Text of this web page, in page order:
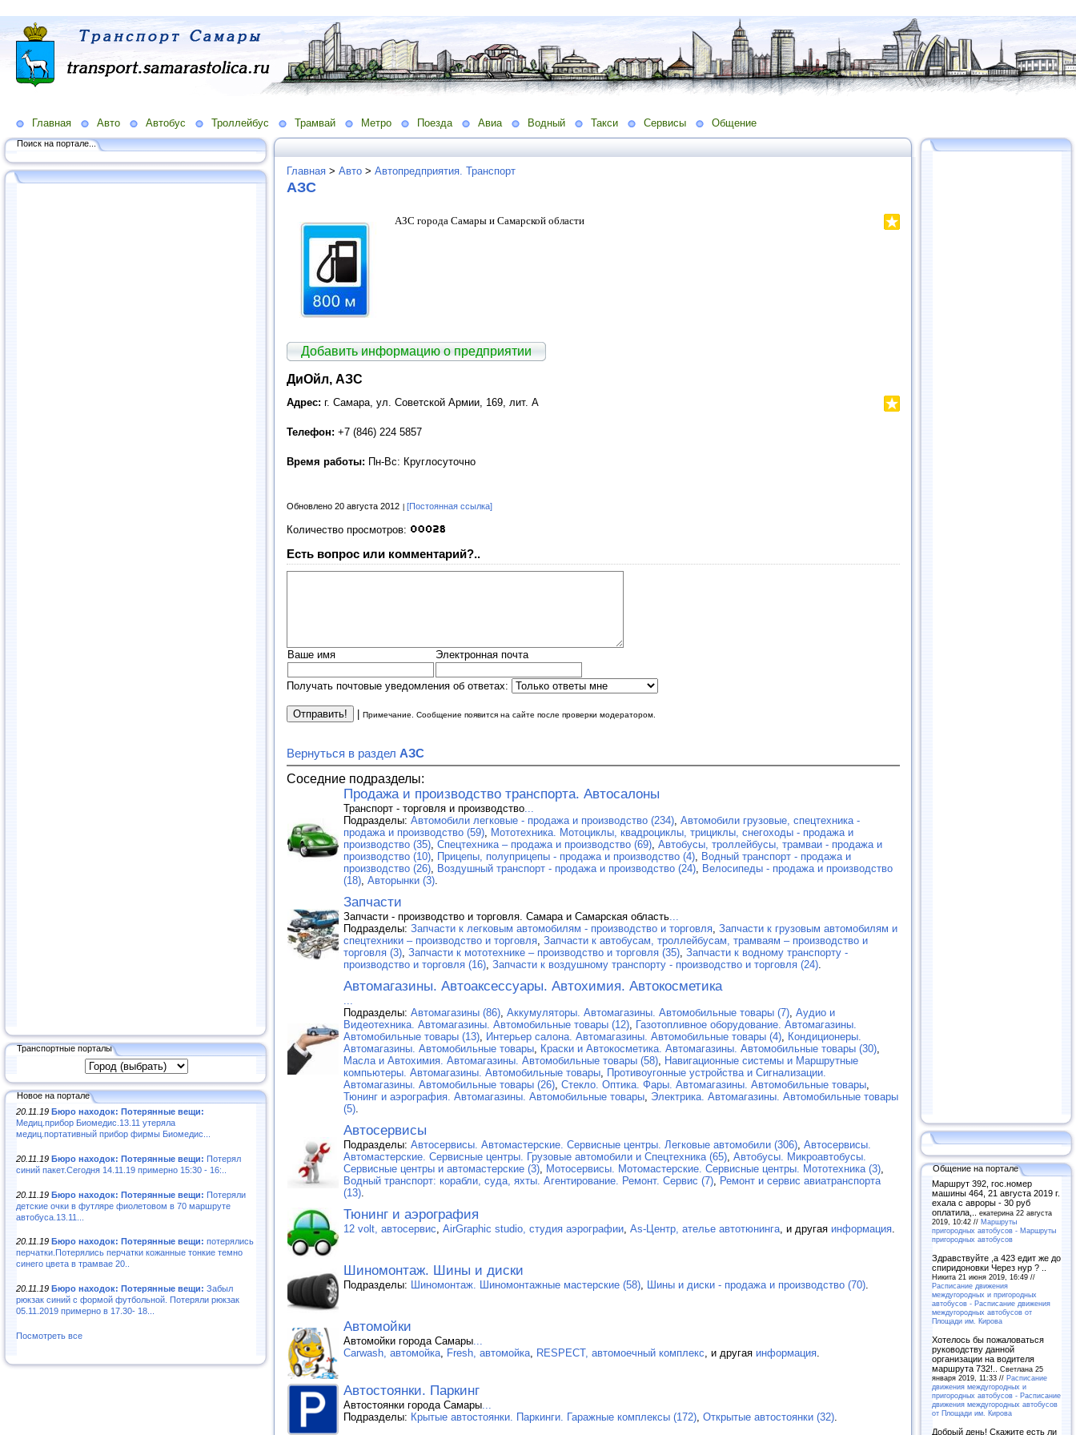
Главная Авто Автобус Троллейбус Трамвай Метро Поезда Авиа Водный Такси Сервисы Общение
Поиск на портале...
Транспортные порталы
Новое на портале
20.11.19 Бюро находок: Потерянные вещи:
Медиц.прибор Биомедис.13.11 утеряла
медиц.портативный прибор фирмы Биомедис...
20.11.19 Бюро находок: Потерянные вещи: Потерял
синий пакет.Сегодня 14.11.19 примерно 15:30 - 16:..
20.11.19 Бюро находок: Потерянные вещи: Потеряли
детские очки в футляре фиолетовом в 70 маршруте
автобуса.13.11...
20.11.19 Бюро находок: Потерянные вещи: потерялись
перчатки.Потерялись перчатки кожанные тонкие темно
синего цвета в трамвае 20..
20.11.19 Бюро находок: Потерянные вещи: Забыл
рюкзак синий с формой футбольной. Потеряли рюкзак
05.11.2019 примерно в 17.30- 18...
Посмотреть все
Главная > Авто > Автопредприятия. Транспорт
АЗС
АЗС города Самары и Самарской области
Добавить информацию о предприятии
ДиОйл, АЗС
Адрес: г. Самара, ул. Советской Армии, 169, лит. А
Телефон: +7 (846) 224 5857
Время работы: Пн-Вс: Круглосуточно
Обновлено 20 августа 2012 [Постоянная ссылка]
Количество просмотров:
Есть вопрос или комментарий?..
Ваше имя Электронная почта
Получать почтовые уведомления об ответах:
Примечание. Сообщение появится на сайте после проверки модератором.
Вернуться в раздел АЗС
Соседние подразделы:
Продажа и производство транспорта. Автосалоны
Транспорт - торговля и производство
Подразделы: Автомобили легковые - продажа и производство (234) Автомобили грузовые, спецтехника -
продажа и производство (59)
Мототехника. Мотоциклы, квадроциклы, трициклы, снегоходы - продажа и
производство (35) Спецтехника – продажа и производство (69) Автобусы, троллейбусы, трамваи - продажа и
производство (10)
Прицепы, полуприцепы - продажа и производство (4)
Водный транспорт - продажа и
производство (26)
Воздушный транспорт - продажа и производство (24)
Велосипеды - продажа и производство
(18) Авторынки (3)
Запчасти
Запчасти - производство и торговля. Самара и Самарская область
Подразделы: Запчасти к легковым автомобилям - производство и торговля Запчасти к грузовым автомобилям и
спецтехники – производство и торговля Запчасти к автобусам, троллейбусам, трамваям – производство и
торговля (3) Запчасти к мототехнике – производство и торговля (35) Запчасти к водному транспорту -
производство и торговля (16) Запчасти к воздушному транспорту - производство и торговля (24)
Автомагазины. Автоаксессуары. Автохимия. Автокосметика
Подразделы: Автомагазины (86) Аккумуляторы. Автомагазины. Автомобильные товары (7) Аудио и
Видеотехника. Автомагазины. Автомобильные товары (12)
Газотопливное оборудование. Автомагазины.
Автомобильные товары (13)
Интерьер салона. Автомагазины. Автомобильные товары (4)
Кондиционеры.
Автомагазины. Автомобильные товары
Краски и Автокосметика. Автомагазины. Автомобильные товары (30)
Масла и Автохимия. Автомагазины. Автомобильные товары (58)
Навигационные системы и Маршрутные
компьютеры. Автомагазины. Автомобильные товары
Противоугонные устройства и Сигнализации.
Автомагазины. Автомобильные товары (26) Cтекло. Оптика. Фары. Автомагазины. Автомобильные товары
Тюнинг и аэрография. Автомагазины. Автомобильные товары Электрика. Автомагазины. Автомобильные товары
(5)
Автосервисы
Подразделы: Автосервисы. Автомастерские. Сервисные центры. Легковые автомобили (306) Автосервисы.
Автомастерские. Сервисные центры. Грузовые автомобили и Спецтехника (65) Автобусы. Микроавтобусы.
Сервисные центры и автомастерские (3)
Мотосервисы. Мотомастерские. Сервисные центры. Мототехника (3)
Водный транспорт: корабли, суда, яхты. Агентирование. Ремонт. Сервис (7)
Ремонт и сервис авиатранспорта
(13)
Тюнинг и аэрография
12 volt, автосервис AirGraphic studio, студия аэрографии As-Центр, ателье автотюнинга , и другая информация
Шиномонтаж. Шины и диски
Подразделы: Шиномонтаж. Шиномонтажные мастерские (58) Шины и диски - продажа и производство (70)
Автомойки
Автомойки города Самары
Carwash, автомойка
Fresh, автомойка RESPECT, автомоечный комплекс , и другая информация
Автостоянки. Паркинг
Автостоянки города Самары
Подразделы: Крытые автостоянки. Паркинги. Гаражные комплексы (172) Открытые автостоянки (32)
Общение на портале
Маршрут 392, гос.номер
машины 464, 21 августа 2019 г.
ехала с авроры - 30 руб
оплатила,.. екатерина 22 августа
2019, 10:42 // Маршруты
пригородных автобусов - Маршруты
пригородных автобусов
Здравствуйте ,а 423 едит же до
спиридоновки Через нур ? ..
Никита 21 июня 2019, 16:49 //
Расписание движения
междугородных и пригородных
автобусов - Расписание движения
междугородных автобусов от
Площади им. Кирова
Хотелось бы пожаловаться
руководству данной
организации на водителя
маршрута 732!.. Светлана 25
января 2019, 11:33 // Расписание
движения междугородных и
пригородных автобусов - Расписание
движения междугородных автобусов
от Площади им. Кирова
Добрый день! Скажите есть ли